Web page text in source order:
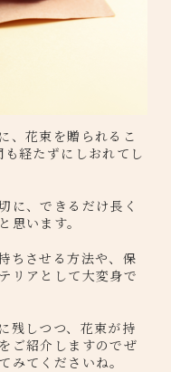
、花束を贈られるこ
経たずにしおれてし
に、できるだけ長く
思います。
ちさせる方法や、保
リアとして大変身で
残しつつ、花束が持
ご紹介しますのでぜ
みてくださいね。